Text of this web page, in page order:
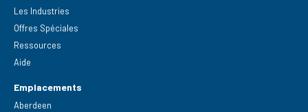
Les Industries
Offres Spéciales
Ressources
Aide
Emplacements
Aberdeen